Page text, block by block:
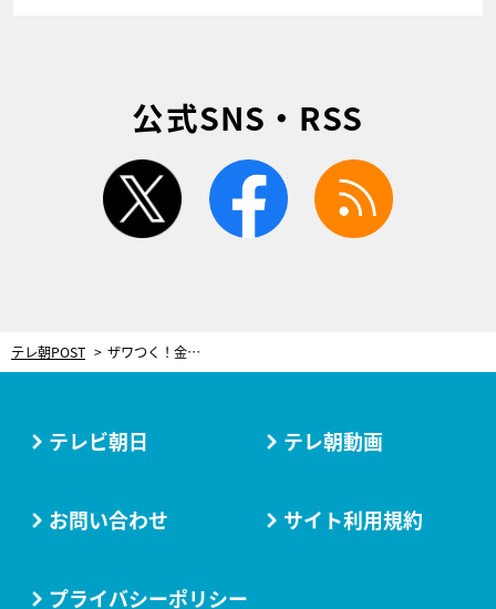
公式SNS・RSS
twitter facebook
テレ朝POST ザワつく！金曜日
テレビ朝日 テレ朝動画
お問い合わせ サイト利用規約
プライバシーポリシー